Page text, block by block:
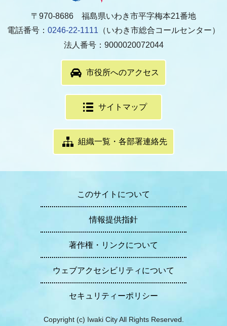
〒970-8686 福島県いわき市平字梅本21番地
電話番号： 0246-22-1111 （いわき市総合コールセンター）
法人番号：9000020072044
市役所へのアクセス
サイトマップ
組織一覧・各部署連絡先
このサイトについて
情報提供指針
著作権・リンクについて
ウェブアクセシビリティについて
セキュリティーポリシー
Copyright (c) Iwaki City All Rights Reserved.